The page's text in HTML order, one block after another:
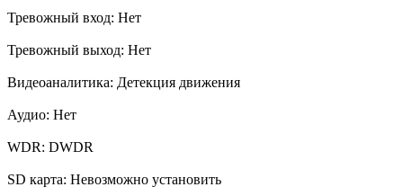
Тревожный вход: Нет
Тревожный выход: Нет
Видеоаналитика: Детекция движения
Аудио: Нет
WDR: DWDR
SD карта: Невозможно установить